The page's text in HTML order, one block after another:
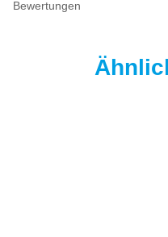
Bewertungen